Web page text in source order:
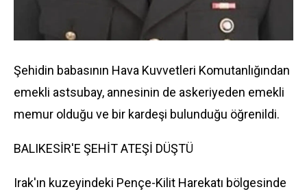
Şehidin babasının Hava Kuvvetleri Komutanlığından
emekli astsubay, annesinin de askeriyeden emekli
memur olduğu ve bir kardeşi bulunduğu öğrenildi.
BALIKESİR'E ŞEHİT ATEŞİ DÜŞTÜ
Irak'ın kuzeyindeki Pençe-Kilit Harekatı bölgesinde